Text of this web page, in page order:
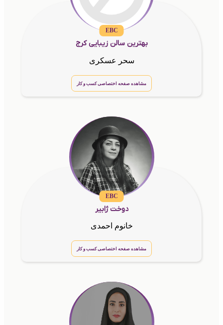
EBC
بهترین سالن زیبایی کرج
سحر عسکری
مشاهده صفحه اختصاصی کسب و کار
EBC
دوخت ژابیر
خانوم احمدی
مشاهده صفحه اختصاصی کسب و کار